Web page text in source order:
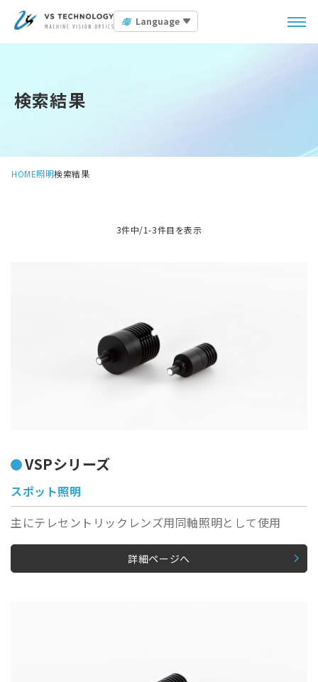
Language
検索結果
HOME照明検索結果
3件中/1-3件目を表示
VSPシリーズ
スポット照明
主にテレセントリックレンズ用同軸照明として使用
詳細ページへ